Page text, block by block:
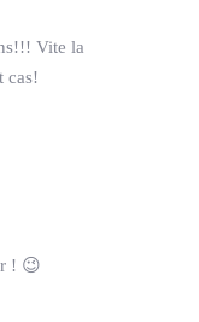
Vite la
cas!
! 😉